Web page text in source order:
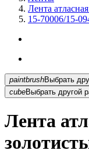
Лента
15-70006/15-
paintbrush
cubeВыбрать другой
Лента